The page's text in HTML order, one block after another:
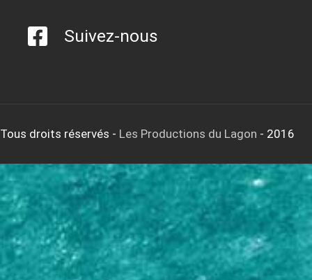
Suivez-nous
Tous droits réservés - Les Productions du Lagon - 2016